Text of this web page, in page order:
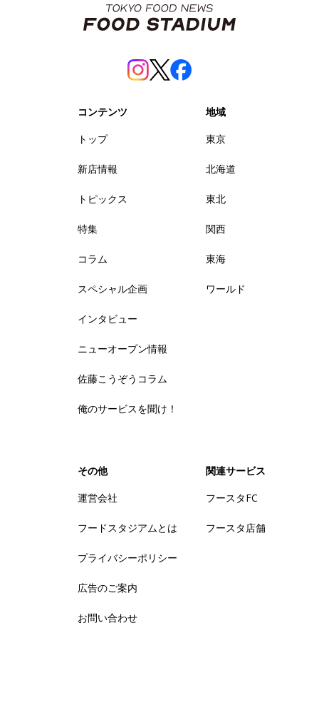
コンテンツ
トップ
新店情報
トピックス
特集
コラム
スペシャル企画
インタビュー
ニューオープン情報
佐藤こうぞうコラム
俺のサービスを聞け！
地域
東京
北海道
東北
関西
東海
ワールド
その他
運営会社
フードスタジアムとは
プライバシーポリシー
広告のご案内
お問い合わせ
関連サービス
フースタFC
フースタ店舗